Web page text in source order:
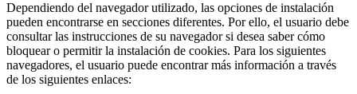
Dependiendo del navegador utilizado, las opciones de instalación
pueden encontrarse en secciones diferentes. Por ello, el usuario debe
consultar las instrucciones de su navegador si desea saber cómo
bloquear o permitir la instalación de cookies. Para los siguientes
navegadores, el usuario puede encontrar más información a través
de los siguientes enlaces: